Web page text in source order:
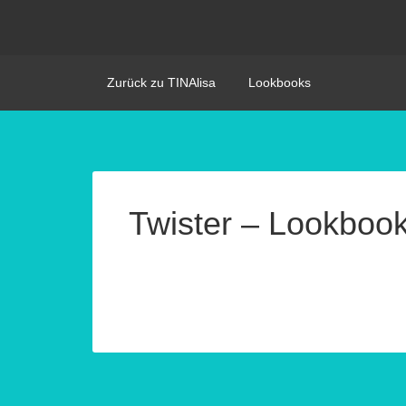
Zurück zu TINAlisa Lookbooks
Twister –